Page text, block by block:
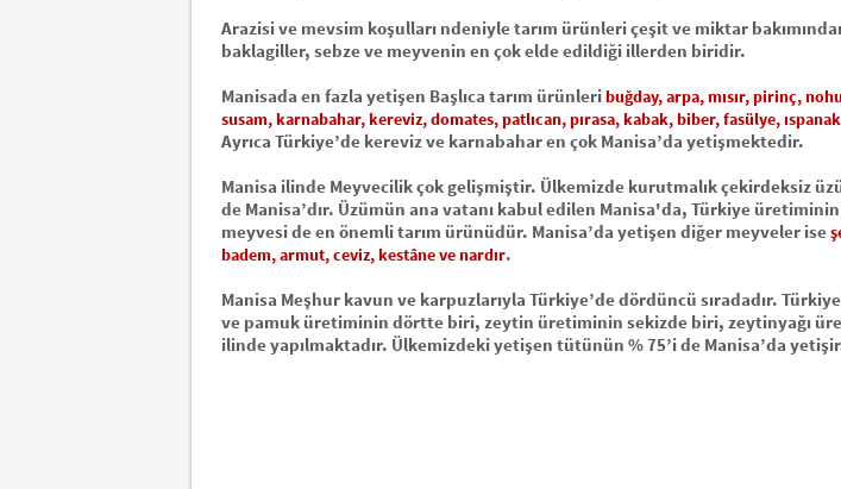
Arazisi ve mevsim koşulları ndeniyle tarım ürünleri çeşit ve miktar
baklagiller, sebze ve meyvenin en çok elde edildiği illerden biridir.
Manisada en fazla yetişen Başlıca tarım ürünleribuğday, arpa, mısır, pirinç,
susam, karnabahar, kereviz, domates, patlıcan, pırasa, kabak, biber, fasülye,
Ayrıca Türkiye’de kereviz ve karnabahar en çok Manisa’da yetişmektedir.
Manisa ilinde Meyvecilik çok gelişmiştir. Ülkemizde kurutmalık çekirdeksiz
de Manisa’dır. Üzümün ana vatanı kabul edilen Manisa'da, Türkiye
meyvesi de en önemli tarım ürünüdür. Manisa’da yetişen diğer meyveler ise
badem, armut, ceviz, kestâne ve nardır.
Manisa Meşhur kavun ve karpuzlarıyla Türkiye’de dördüncü sıradadır.
ve pamuk üretiminin dörtte biri, zeytin üretiminin sekizde biri, zeytinyağı
ilinde yapılmaktadır. Ülkemizdeki yetişen tütünün % 75’i de Manisa’da